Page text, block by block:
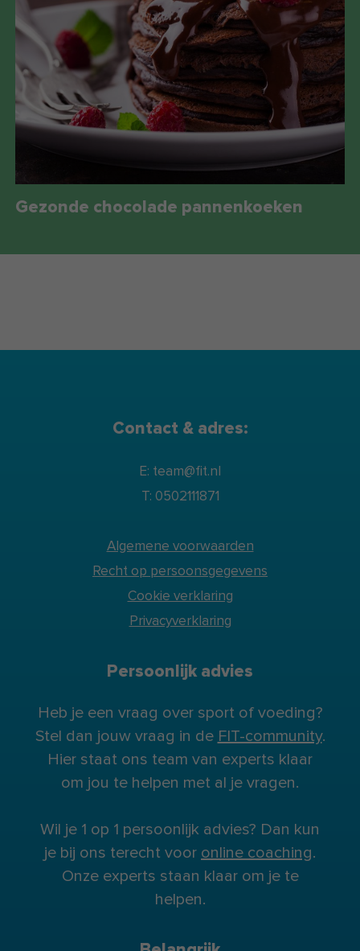
Gezonde chocolade pannenkoeken
Contact & adres:
E: team@fit.nl
T: 0502111871
Algemene voorwaarden
Recht op persoonsgegevens
Cookie verklaring
Privacyverklaring
Persoonlijk advies
Heb je een vraag over sport of voeding?
Stel dan jouw vraag in de FIT-community.
Hier staat ons team van experts klaar
om jou te helpen met al je vragen.
Wil je 1 op 1 persoonlijk advies? Dan kun
je bij ons terecht voor online coaching.
Onze experts staan klaar om je te
helpen.